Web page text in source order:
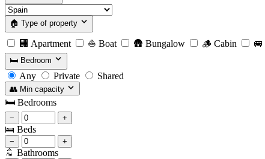
🏠 Type of property
🏢 Apartment ⛵ Boat 🛖 Bungalow 🪵 Cabin 🚐
🛏️ Bedroom
Any Private Shared
👥 Min capacity
🛏️ Bedrooms
− +
🛌 Beds
− +
🚿 Bathrooms